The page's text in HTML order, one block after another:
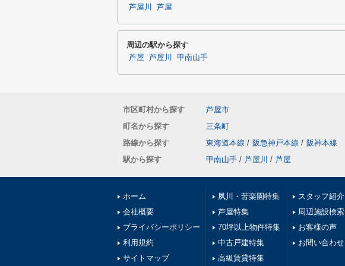
芦屋川 芦屋
周辺の駅から探す
芦屋 芦屋川 甲南山手
市区町村から探す
芦屋市
町名から探す
三条町
路線から探す
東海道本線 / 阪急神戸本線 / 阪神本線
駅から探す
甲南山手 / 芦屋川 / 芦屋
ホーム
会社概要
プライバシーポリシー
利用規約
サイトマップ
夙川・苦楽園特集
芦屋特集
70坪以上物件特集
中古戸建特集
高級賃貸特集
スタッフ紹介
周辺施設検索
お客様の声
お問い合わせ